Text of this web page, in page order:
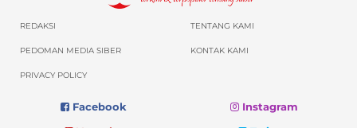
REDAKSI TENTANG KAMI
PEDOMAN MEDIA SIBER KONTAK KAMI
PRIVACY POLICY
Facebook
Instagram